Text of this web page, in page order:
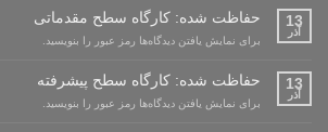
13
آذر
حفاظت شده: کارگاه سطح مقدماتی
برای نمایش یافتن دیدگاه‌ها رمز عبور را بنویسید.
13
آذر
حفاظت شده: کارگاه سطح پیشرفته
برای نمایش یافتن دیدگاه‌ها رمز عبور را بنویسید.